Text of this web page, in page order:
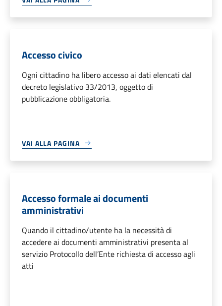
Accesso civico
Ogni cittadino ha libero accesso ai dati elencati dal
decreto legislativo 33/2013, oggetto di
pubblicazione obbligatoria.
VAI ALLA PAGINA
Accesso formale ai documenti
amministrativi
Quando il cittadino/utente ha la necessità di
accedere ai documenti amministrativi presenta al
servizio Protocollo dell’Ente richiesta di accesso agli
atti